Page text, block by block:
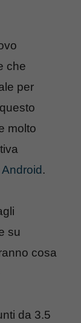
che
per
molto
.
su
cosa
da 3.5